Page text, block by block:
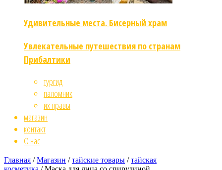
Удивительные места. Бисерный храм
Увлекательные путешествия по странам
Прибалтики
тургид
паломник
их нравы
магазин
контакт
О нас
Главная /Магазин /тайские товары /тайская